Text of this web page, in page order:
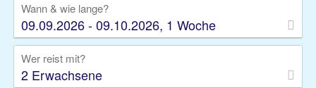
Wann & wie lange?
09.09.2026 - 09.10.2026, 1 Woche
Wer reist mit?
2 Erwachsene